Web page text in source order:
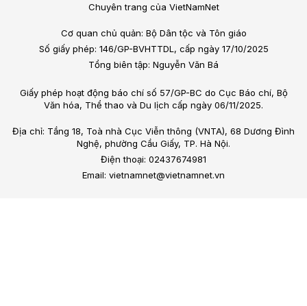
Chuyên trang của VietNamNet
Cơ quan chủ quản: Bộ Dân tộc và Tôn giáo
Số giấy phép: 146/GP-BVHTTDL, cấp ngày 17/10/2025
Tổng biên tập: Nguyễn Văn Bá
Giấy phép hoạt động báo chí số 57/GP-BC do Cục Báo chí, Bộ
Văn hóa, Thể thao và Du lịch cấp ngày 06/11/2025.
Địa chỉ: Tầng 18, Toà nhà Cục Viễn thông (VNTA), 68 Dương Đình
Nghệ, phường Cầu Giấy, TP. Hà Nội.
Điện thoại: 02437674981
Email: vietnamnet@vietnamnet.vn